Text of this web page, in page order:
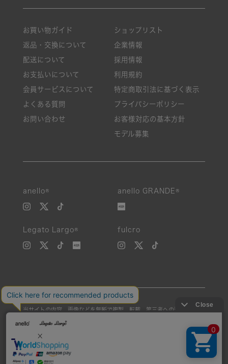
お買い物ガイド
返品・交換について
配送について
お支払いについて
会員サービスについて
よくある質問
お問い合わせ
ショップリスト
企業情報
採用情報
利用規約
特定商取引法に基づく表示
プライバシーポリシー
お客様対応の基本方針
モデル募集
anello® anello GRANDE®
Legato Largo® fulcro
当サイトの内容、画像などを無断で複製、転載、第三者への譲渡などを
Unauthorized reproduction, duplication, or redistribution of any
images or content from this website is strictly prohibited.